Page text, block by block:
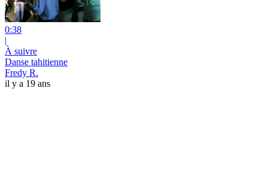
0:38
|
À suivre
Danse tahitienne
Fredy R.
il y a 19 ans